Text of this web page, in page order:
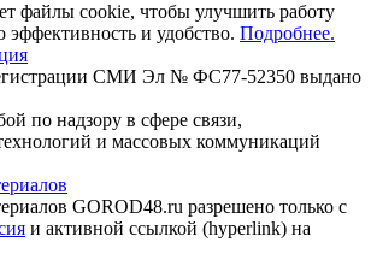
файлы cookie, чтобы улучшить работу
эффективность и удобство. Подробнее.
СМИ Эл № ФС77-52350 выдано
по надзору в сфере связи,
и массовых коммуникаций
GOROD48.ru разрешено только с
и активной ссылкой (hyperlink) на